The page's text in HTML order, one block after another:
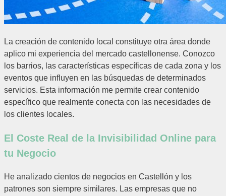
La creación de contenido local constituye otra área donde
aplico mi experiencia del mercado castellonense. Conozco
los barrios, las características específicas de cada zona y los
eventos que influyen en las búsquedas de determinados
servicios. Esta información me permite crear contenido
específico que realmente conecta con las necesidades de
los clientes locales.
El Coste Real de la Invisibilidad Online para
tu Negocio
He analizado cientos de negocios en Castellón y los
patrones son siempre similares. Las empresas que no